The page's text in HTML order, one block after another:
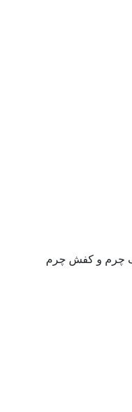
چرم و کفش چرم